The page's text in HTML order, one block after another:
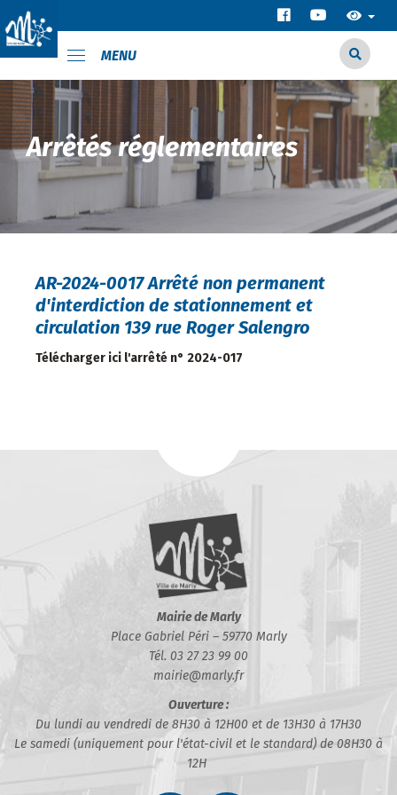
MENU
Arrêtés réglementaires
AR-2024-0017 Arrêté non permanent
d'interdiction de stationnement et
circulation 139 rue Roger Salengro
Télécharger ici l'arrêté n° 2024-017
Mairie de Marly
Place Gabriel Péri – 59770 Marly
Tél. 03 27 23 99 00
mairie@marly.fr
Ouverture :
Du lundi au vendredi de 8H30 à 12H00 et de 13H30 à 17H30
Le samedi (uniquement pour l'état-civil et le standard) de 08H30 à
12H